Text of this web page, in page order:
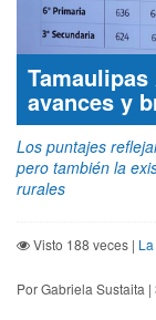
avances y
Los puntajes
pero también la
rurales
Visto 188 veces |
Por Gabriela Sustaita |